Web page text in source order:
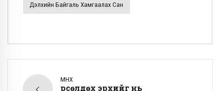
Дэлхийн Байгаль Хамгаалах Сан
ӨМНӨХ
Өрсөлдөх эрхийг нь